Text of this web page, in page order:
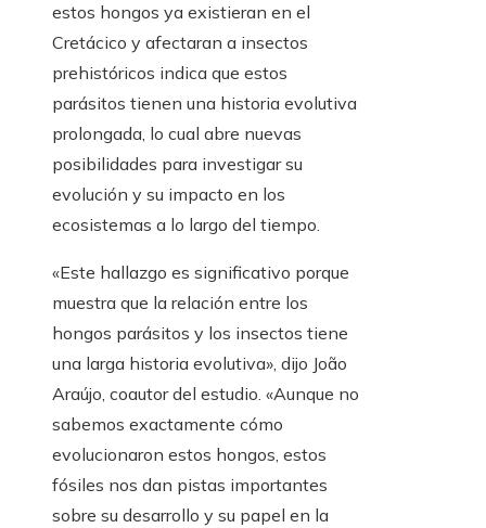
estos hongos ya existieran en el
Cretácico y afectaran a insectos
prehistóricos indica que estos
parásitos tienen una historia evolutiva
prolongada, lo cual abre nuevas
posibilidades para investigar su
evolución y su impacto en los
ecosistemas a lo largo del tiempo.
«Este hallazgo es significativo porque
muestra que la relación entre los
hongos parásitos y los insectos tiene
una larga historia evolutiva», dijo João
Araújo, coautor del estudio. «Aunque no
sabemos exactamente cómo
evolucionaron estos hongos, estos
fósiles nos dan pistas importantes
sobre su desarrollo y su papel en la